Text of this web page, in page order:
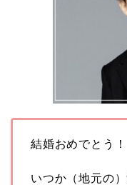
結婚おめでとう！
いつか（地元の